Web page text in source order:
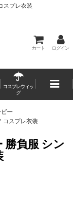
スプレ衣装
カート ログイン
コスプレウィッ
グ
ー
コスプレ衣装
勝負服 シン